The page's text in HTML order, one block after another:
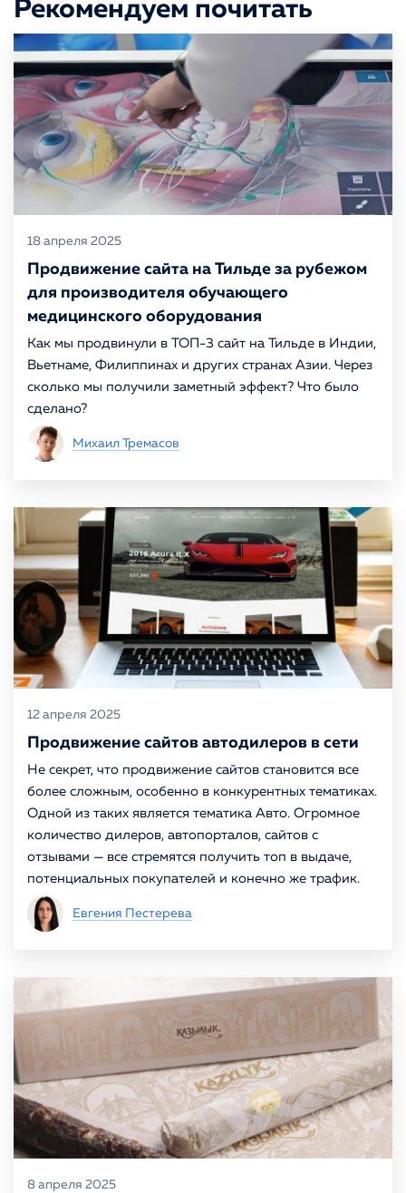
Рекомендуем почитать
18 апреля 2025
Продвижение сайта на Тильде за рубежом
для производителя обучающего
медицинского оборудования
Как мы продвинули в ТОП-3 сайт на Тильде в Индии,
Вьетнаме, Филиппинах и других странах Азии. Через
сколько мы получили заметный эффект? Что было
сделано?
Михаил Тремасов
12 апреля 2025
Продвижение сайтов автодилеров в сети
Не секрет, что продвижение сайтов становится все
более сложным, особенно в конкурентных тематиках.
Одной из таких является тематика Авто. Огромное
количество дилеров, автопорталов, сайтов с
отзывами — все стремятся получить топ в выдаче,
потенциальных покупателей и конечно же трафик.
Евгения Пестерева
8 апреля 2025